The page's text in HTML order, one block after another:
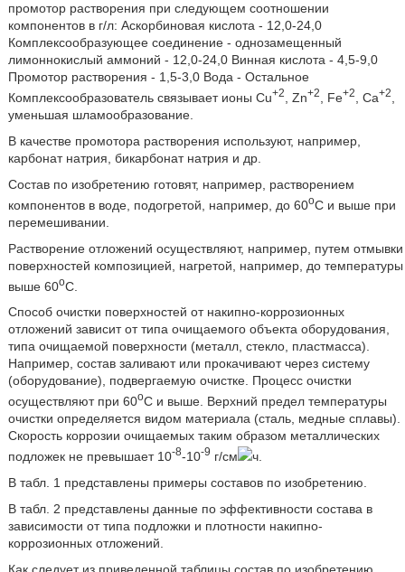
промотор растворения при следующем соотношении
компонентов в г/л: Аскорбиновая кислота - 12,0-24,0
Комплексообразующее соединение - однозамещенный
лимоннокислый аммоний - 12,0-24,0 Винная кислота - 4,5-9,0
Промотор растворения - 1,5-3,0 Вода - Остальное
Комплексообразователь связывает ионы Сu+2 , Zn+2 , Fe+2 , Са+2
уменьшая шламообразование.
В качестве промотора растворения используют, например,
карбонат натрия, бикарбонат натрия и др.
Состав по изобретению готовят, например, растворением
компонентов в воде, подогретой, например, до 60oС и выше при
перемешивании.
Растворение отложений осуществляют, например, путем отмывки
поверхностей композицией, нагретой, например, до температуры
выше 60oС.
Способ очистки поверхностей от накипно-коррозионных
отложений зависит от типа очищаемого объекта оборудования,
типа очищаемой поверхности (металл, стекло, пластмасса).
Например, состав заливают или прокачивают через систему
(оборудование), подвергаемую очистке. Процесс очистки
осуществляют при 60oС и выше. Верхний предел температуры
очистки определяется видом материала (сталь, медные сплавы).
Скорость коррозии очищаемых таким образом металлических
подложек не превышает 10-8-10-9 г/см
ч.
В табл. 1 представлены примеры составов по изобретению.
В табл. 2 представлены данные по эффективности состава в
зависимости от типа подложки и плотности накипно-
коррозионных отложений.
Как следует из приведенной таблицы состав по изобретению